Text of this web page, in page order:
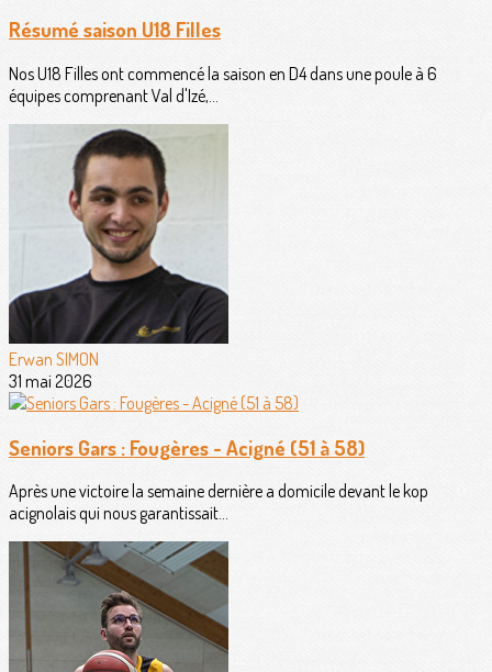
Résumé saison U18 Filles
Nos U18 Filles ont commencé la saison en D4 dans une poule à 6
équipes comprenant Val d'Izé,...
Erwan SIMON
31 mai 2026
Seniors Gars : Fougères - Acigné (51 à 58)
Après une victoire la semaine dernière a domicile devant le kop
acignolais qui nous garantissait...